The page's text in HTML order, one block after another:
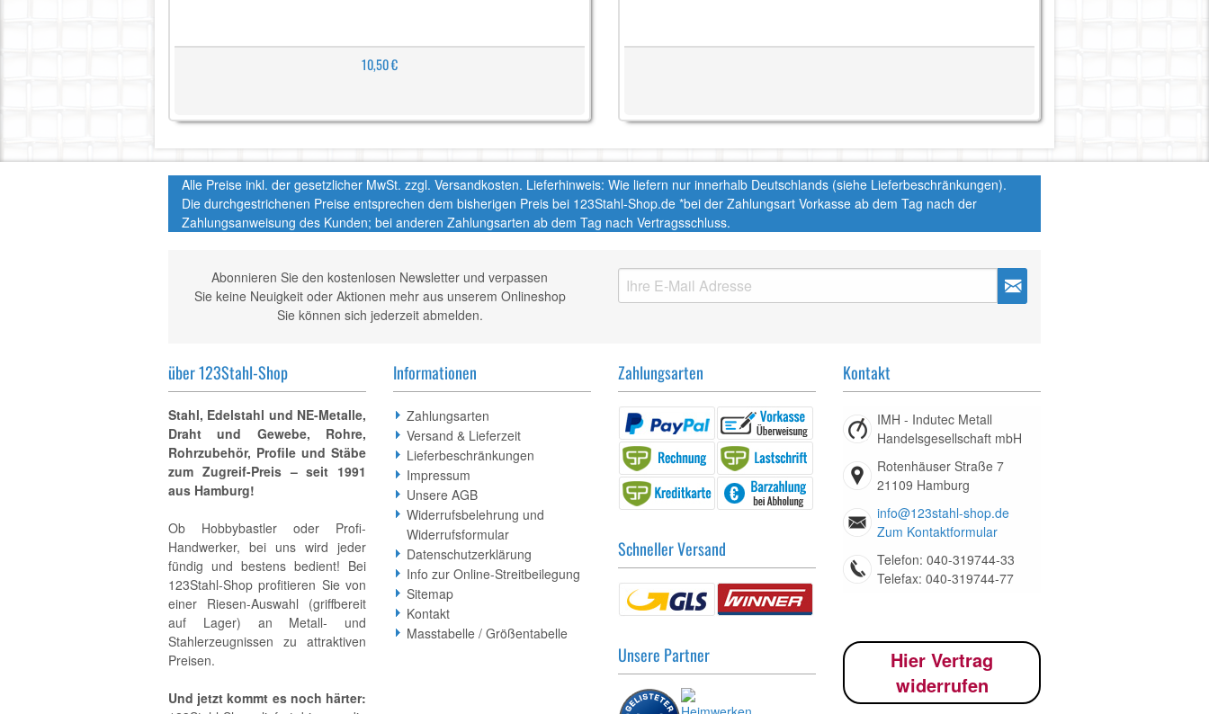
10,50 €
Alle Preise inkl. der gesetzlicher MwSt. zzgl. Versandkosten. Lieferhinweis: Wie liefern nur innerhalb Deutschlands (siehe Lieferbeschränkungen).
Die durchgestrichenen Preise entsprechen dem bisherigen Preis bei 123Stahl-Shop.de *bei der Zahlungsart Vorkasse ab dem Tag nach der
Zahlungsanweisung des Kunden; bei anderen Zahlungsarten ab dem Tag nach Vertragsschluss.
Abonnieren Sie den kostenlosen Newsletter und verpassen
Sie keine Neuigkeit oder Aktionen mehr aus unserem Onlineshop
Sie können sich jederzeit abmelden.
über 123Stahl-Shop
Stahl, Edelstahl und NE-Metalle,
Draht und Gewebe, Rohre,
Rohrzubehör, Profile und Stäbe
zum Zugreif-Preis – seit 1991
aus Hamburg!
Ob Hobbybastler oder Profi-
Handwerker, bei uns wird jeder
fündig und bestens bedient! Bei
123Stahl-Shop profitieren Sie von
einer Riesen-Auswahl (griffbereit
auf Lager) an Metall- und
Stahlerzeugnissen zu attraktiven
Preisen.
Und jetzt kommt es noch härter:
Informationen
Zahlungsarten
Versand & Lieferzeit
Lieferbeschränkungen
Impressum
Unsere AGB
Widerrufsbelehrung und
Widerrufsformular
Datenschutzerklärung
Info zur Online-Streitbeilegung
Sitemap
Kontakt
Masstabelle / Größentabelle
Zahlungsarten
Schneller Versand
Unsere Partner
Kontakt
IMH - Indutec Metall
Handelsgesellschaft mbH
Rotenhäuser Straße 7
21109 Hamburg
info@123stahl-shop.de
Zum Kontaktformular
Telefon: 040-319744-33
Telefax: 040-319744-77
Hier Vertrag
widerrufen